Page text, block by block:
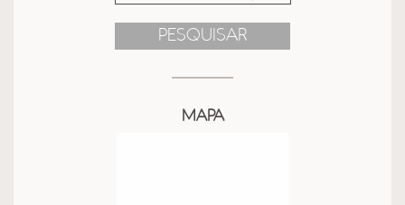
PESQUISAR
MAPA